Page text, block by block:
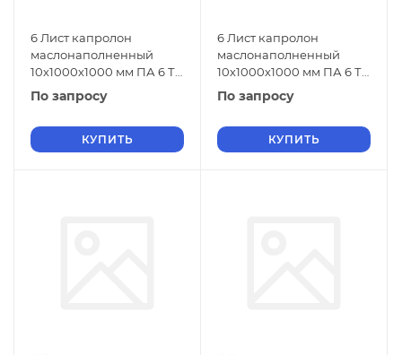
6 Лист капролон
маслонаполненный
10х1000х1000 мм ПА 6 ТУ
2224-001-78534599-2006
зеленый
По запросу
КУПИТЬ
6 Лист капролон
маслонаполненный
10х1000х1000 мм ПА 6 ТУ
2224-001-78534599-2006
черный
По запросу
КУПИТЬ